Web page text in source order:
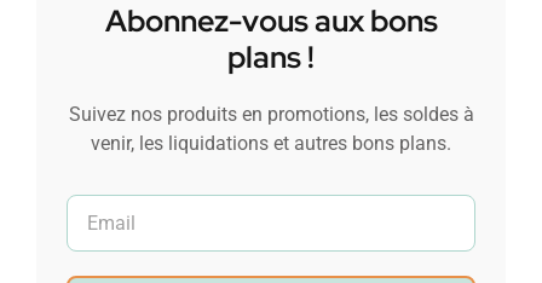
Abonnez-vous aux bons
plans !
Suivez nos produits en promotions, les soldes à
venir, les liquidations et autres bons plans.